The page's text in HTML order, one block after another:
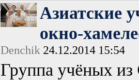
Азиатские
окно-
Denchik 24.12.2014 15:54
Группа учёных